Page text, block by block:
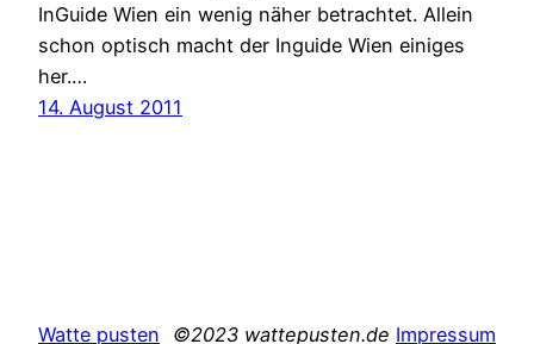
InGuide Wien ein wenig näher betrachtet. Allein
schon optisch macht der Inguide Wien einiges
her.…
14. August 2011
Watte pusten ©2023 wattepusten.de Impressum